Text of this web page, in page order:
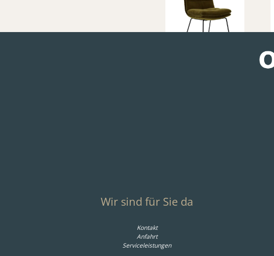
Wir sind für Sie da
Kontakt
Anfahrt
Serviceleistungen